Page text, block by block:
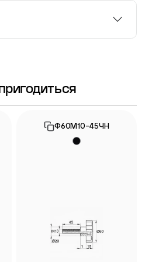
Ф60М10-45ЧН